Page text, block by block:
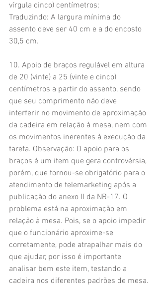
vírgula cinco) centímetros;
Traduzindo: A largura mínima do
assento deve ser 40 cm e a do encosto
30,5 cm.
10. Apoio de braços regulável em altura
de 20 (vinte) a 25 (vinte e cinco)
centímetros a partir do assento, sendo
que seu comprimento não deve
interferir no movimento de aproximação
da cadeira em relação à mesa, nem com
os movimentos inerentes à execução da
tarefa. Observação: O apoio para os
braços é um item que gera controvérsia,
porém, que tornou-se obrigatório para o
atendimento de telemarketing após a
publicação do anexo II da NR-17. O
problema está na aproximação em
relação à mesa. Pois, se o apoio impedir
que o funcionário aproxime-se
corretamente, pode atrapalhar mais do
que ajudar, por isso é importante
analisar bem este item, testando a
cadeira nos diferentes padrões de mesa.